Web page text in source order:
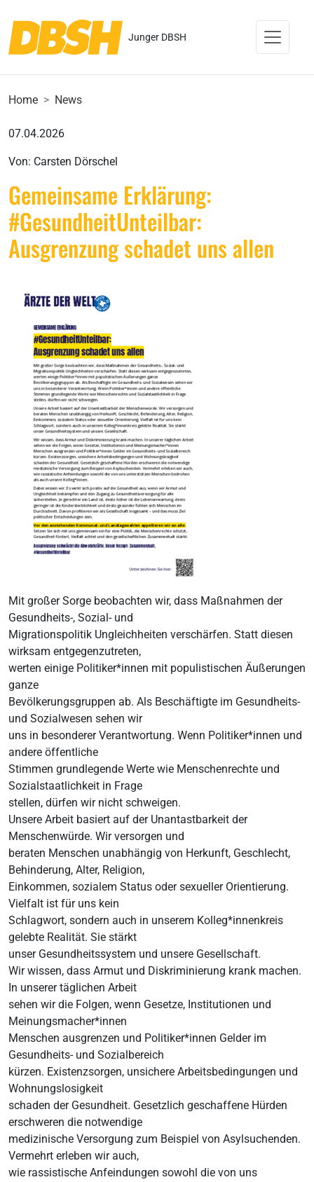
Junger DBSH
Home News
07.04.2026
Von: Carsten Dörschel
Gemeinsame Erklärung:
#GesundheitUnteilbar:
Ausgrenzung schadet uns allen
Mit großer Sorge beobachten wir, dass Maßnahmen der
Gesundheits-, Sozial- und
Migrationspolitik Ungleichheiten verschärfen. Statt diesen
wirksam entgegenzutreten,
werten einige Politiker*innen mit populistischen Äußerungen
ganze
Bevölkerungsgruppen ab. Als Beschäftigte im Gesundheits-
und Sozialwesen sehen wir
uns in besonderer Verantwortung. Wenn Politiker*innen und
andere öffentliche
Stimmen grundlegende Werte wie Menschenrechte und
Sozialstaatlichkeit in Frage
stellen, dürfen wir nicht schweigen.
Unsere Arbeit basiert auf der Unantastbarkeit der
Menschenwürde. Wir versorgen und
beraten Menschen unabhängig von Herkunft, Geschlecht,
Behinderung, Alter, Religion,
Einkommen, sozialem Status oder sexueller Orientierung.
Vielfalt ist für uns kein
Schlagwort, sondern auch in unserem Kolleg*innenkreis
gelebte Realität. Sie stärkt
unser Gesundheitssystem und unsere Gesellschaft.
Wir wissen, dass Armut und Diskriminierung krank machen.
In unserer täglichen Arbeit
sehen wir die Folgen, wenn Gesetze, Institutionen und
Meinungsmacher*innen
Menschen ausgrenzen und Politiker*innen Gelder im
Gesundheits- und Sozialbereich
kürzen. Existenzsorgen, unsichere Arbeitsbedingungen und
Wohnungslosigkeit
schaden der Gesundheit. Gesetzlich geschaffene Hürden
erschweren die notwendige
medizinische Versorgung zum Beispiel von Asylsuchenden.
Vermehrt erleben wir auch,
wie rassistische Anfeindungen sowohl die von uns